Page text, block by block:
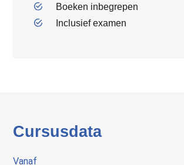
Boeken inbegrepen
Inclusief examen
Cursusdata
Vanaf